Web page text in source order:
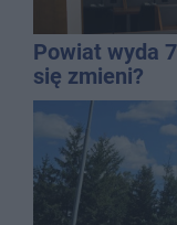
Powiat wyda
się zmieni?